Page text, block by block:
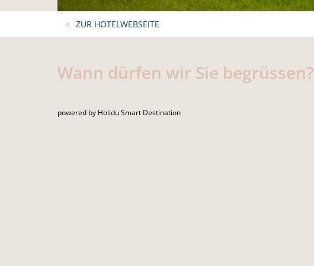
ZUR HOTELWEBSEITE
Wann dürfen wir Sie begrüssen?
powered by Holidu Smart Destination